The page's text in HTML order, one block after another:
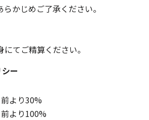
かじめご了承ください。
てご精算ください。
ー
より30%
より100%